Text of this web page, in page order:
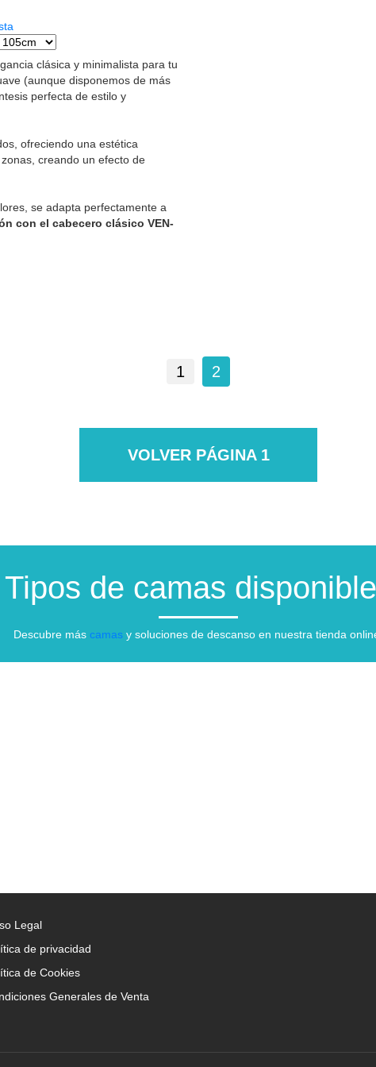
clásica y minimalista para tu
(aunque disponemos de más
perfecta de estilo y
ofreciendo una estética
creando un efecto de
se adapta perfectamente a
con el cabecero clásico VEN-
1 2
VOLVER PÁGINA 1
Tipos de camas
Descubre más camas y soluciones de descanso en nuestra tienda
Legal
de privacidad
de Cookies
Generales de Venta